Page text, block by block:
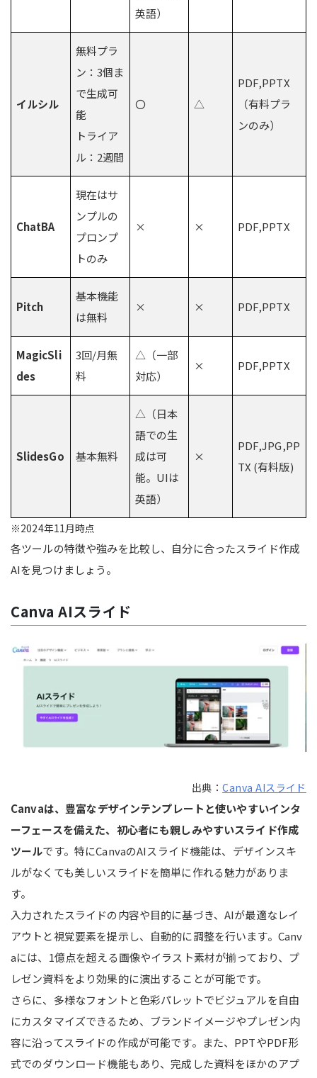
英語）
イルシル
無料プラ
ン：3個ま
で生成可
能
トライア
ル：2週間
〇 △
PDF,PPTX
（有料プラ
ンのみ）
ChatBA
現在はサ
ンプルの
プロンプ
トのみ
× × PDF,PPTX
Pitch
基本機能
は無料
× × PDF,PPTX
MagicSli
des
3回/月無
料
△（一部
対応）
× PDF,PPTX
SlidesGo 基本無料
△（日本
語での生
成は可
能。UIは
英語）
×
PDF,JPG,PP
TX (有料版)
※2024年11月時点
各ツールの特徴や強みを比較し、自分に合ったスライド作成
AIを見つけましょう。
Canva AIスライド
出典：Canva AIスライド
Canvaは、豊富なデザインテンプレートと使いやすいインタ
ーフェースを備えた、初心者にも親しみやすいスライド作成
ツールです。特にCanvaのAIスライド機能は、デザインスキ
ルがなくても美しいスライドを簡単に作れる魅力がありま
す。
入力されたスライドの内容や目的に基づき、AIが最適なレイ
アウトと視覚要素を提示し、自動的に調整を行います。Canv
aには、1億点を超える画像やイラスト素材が揃っており、プ
レゼン資料をより効果的に演出することが可能です。
さらに、多様なフォントと色彩パレットでビジュアルを自由
にカスタマイズできるため、ブランドイメージやプレゼン内
容に沿ってスライドの作成が可能です。また、PPTやPDF形
式でのダウンロード機能もあり、完成した資料をほかのアプ